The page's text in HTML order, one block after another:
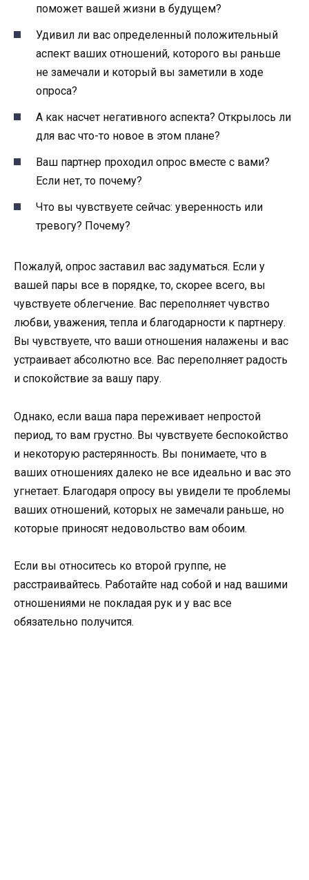
поможет вашей жизни в будущем?
Удивил ли вас определенный положительный
аспект ваших отношений, которого вы раньше
не замечали и который вы заметили в ходе
опроса?
А как насчет негативного аспекта? Открылось ли
для вас что-то новое в этом плане?
Ваш партнер проходил опрос вместе с вами?
Если нет, то почему?
Что вы чувствуете сейчас: уверенность или
тревогу? Почему?
Пожалуй, опрос заставил вас задуматься. Если у
вашей пары все в порядке, то, скорее всего, вы
чувствуете облегчение. Вас переполняет чувство
любви, уважения, тепла и благодарности к партнеру.
Вы чувствуете, что ваши отношения налажены и вас
устраивает абсолютно все. Вас переполняет радость
и спокойствие за вашу пару.
Однако, если ваша пара переживает непростой
период, то вам грустно. Вы чувствуете беспокойство
и некоторую растерянность. Вы понимаете, что в
ваших отношениях далеко не все идеально и вас это
угнетает. Благодаря опросу вы увидели те проблемы
ваших отношений, которых не замечали раньше, но
которые приносят недовольство вам обоим.
Если вы относитесь ко второй группе, не
расстраивайтесь. Работайте над собой и над вашими
отношениями не покладая рук и у вас все
обязательно получится.